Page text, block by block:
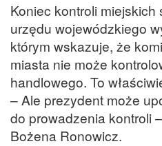
Koniec kontroli miejskich
urzędu wojewódzkiego
którym wskazuje, że
miasta nie może
handlowego. To
– Ale prezydent może
do prowadzenia kontroli
Bożena Ronowicz.